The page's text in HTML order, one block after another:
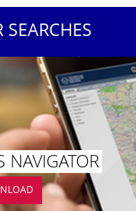
SEARCHES
NAVIGATOR